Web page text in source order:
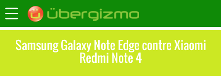
Samsung Galaxy Note Edge contre Xiaomi
Redmi Note 4